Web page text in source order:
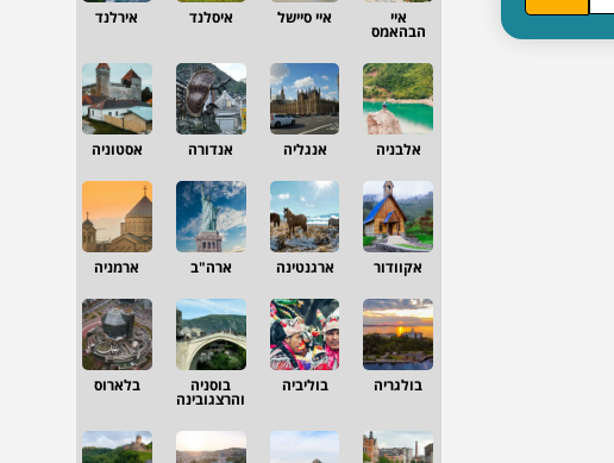
איי
הבהאמס
איי סיישל איסלנד אירלנד
אלבניה אנגליה אנדורה אסטוניה
אקוודור ארגנטינה ארה"ב ארמניה
בולגריה בוליביה בוסניה
והרצגובינה
בלארוס